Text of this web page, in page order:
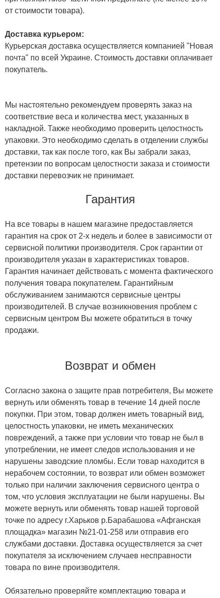
от стоимости товара).
Доставка курьером:
Курьерская доставка осуществляется компанией "Новая
почта" по всей Украине. Стоимость доставки оплачивает
покупатель.
Мы настоятельно рекомендуем проверять заказ на
соответствие веса и количества мест, указанных в
накладной. Также необходимо проверить целостность
упаковки. Это необходимо сделать в отделении службы
доставки, так как после того, как Вы забрали заказ,
претензии по вопросам целостности заказа и стоимости
доставки перевозчик не принимает.
Гарантия
На все товары в нашем магазине предоставляется
гарантия на срок от 2-х недель и более в зависимости от
сервисной политики производителя. Срок гарантии от
производителя указан в характеристиках товаров.
Гарантия начинает действовать с момента фактического
получения товара покупателем. Гарантийным
обслуживанием занимаются сервисные центры
производителей. В случае возникновения проблем с
сервисным центром Вы можете обратиться в точку
продажи.
Возврат и обмен
Согласно закона о защите прав потребителя, Вы можете
вернуть или обменять товар в течение 14 дней после
покупки. При этом, товар должен иметь товарный вид,
целостность упаковки, не иметь механических
повреждений, а также при условии что товар не был в
употреблении, не имеет следов использования и не
нарушены заводские пломбы. Если товар находится в
нерабочем состоянии, то возврат или обмен возможет
только при наличии заключения сервисного центра о
том, что условия эксплуатации не были нарушены. Вы
можете вернуть или обменять товар нашей торговой
точке по адресу г.Харьков р.Барабашова «Афганская
площадка» магазин №21-01-258 или отправив его
службами доставки. Доставка осуществляется за счет
покупателя за исключением случаев несправности
товара по вине производителя.
Обязательно проверяйте комплектацию товара и